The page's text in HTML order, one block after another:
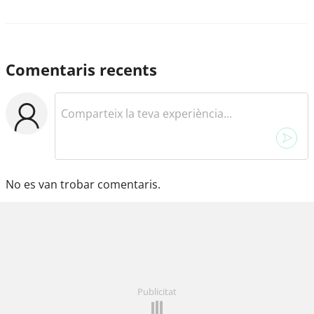
Comentaris recents
No es van trobar comentaris.
Publicitat